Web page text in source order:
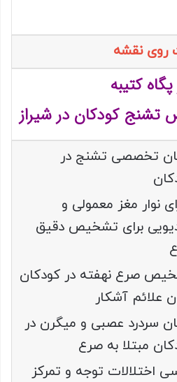
روی نقشه
کتیبه
کودکان در شیراز
تخصصی تشنج در
نوار مغز معمولی و
برای تشخیص دقیق
صرع نهفته در کودکان
علائم آشکار
سردرد عصبی و میگرن در
مبتلا به صرع
اختلالات توجه و تمرکز